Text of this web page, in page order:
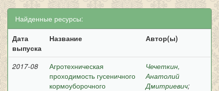
Найденные ресурсы:
Дата
выпуска
Название Автор(ы)
2017-08
Агротехническая
проходимость гусеничного
кормоуборочного
Чечеткин,
Анатолий
Дмитриевич;